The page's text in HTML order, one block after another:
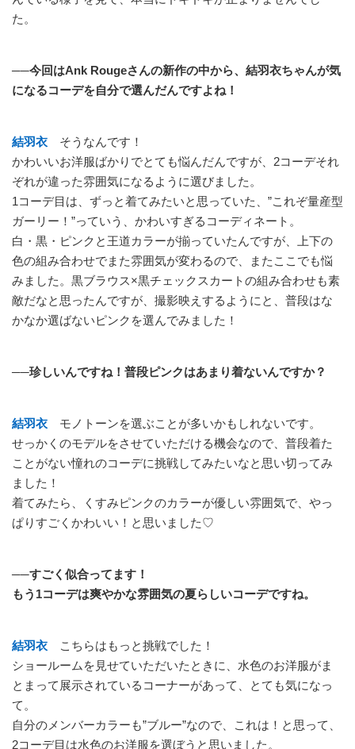
た。
──今回はAnk Rougeさんの新作の中から、結羽衣ちゃんが気
になるコーデを自分で選んだんですよね！
結羽衣 そうなんです！
かわいいお洋服ばかりでとても悩んだんですが、2コーデそれ
ぞれが違った雰囲気になるように選びました。
1コーデ目は、ずっと着てみたいと思っていた、”これぞ量産型
ガーリー！”っていう、かわいすぎるコーディネート。
白・黒・ピンクと王道カラーが揃っていたんですが、上下の
色の組み合わせでまた雰囲気が変わるので、またここでも悩
みました。黒ブラウス×黒チェックスカートの組み合わせも素
敵だなと思ったんですが、撮影映えするようにと、普段はな
かなか選ばないピンクを選んでみました！
──珍しいんですね！普段ピンクはあまり着ないんですか？
結羽衣 モノトーンを選ぶことが多いかもしれないです。
せっかくのモデルをさせていただける機会なので、普段着た
ことがない憧れのコーデに挑戦してみたいなと思い切ってみ
ました！
着てみたら、くすみピンクのカラーが優しい雰囲気で、やっ
ぱりすごくかわいい！と思いました♡
──すごく似合ってます！
もう1コーデは爽やかな雰囲気の夏らしいコーデですね。
結羽衣 こちらはもっと挑戦でした！
ショールームを見せていただいたときに、水色のお洋服がま
とまって展示されているコーナーがあって、とても気になっ
て。
自分のメンバーカラーも”ブルー”なので、これは！と思って、
2コーデ目は水色のお洋服を選ぼうと思いました。